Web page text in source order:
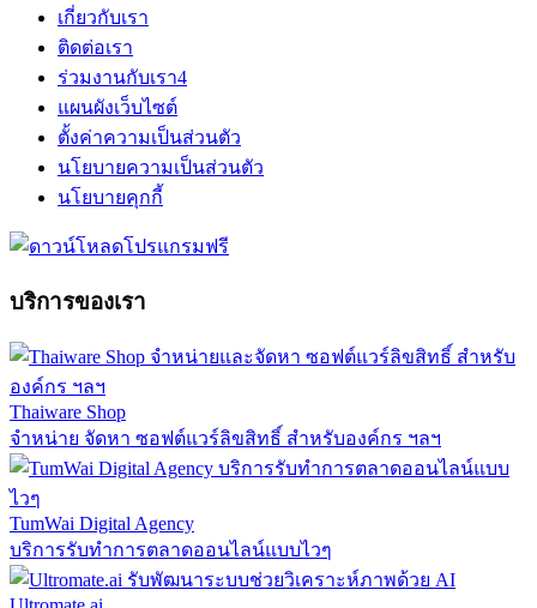
เกี่ยวกับเรา
ติดต่อเรา
ร่วมงานกับเรา4
แผนผังเว็บไซต์
ตั้งค่าความเป็นส่วนตัว
นโยบายความเป็นส่วนตัว
นโยบายคุกกี้
บริการของเรา
Thaiware Shop
จำหน่าย จัดหา ซอฟต์แวร์ลิขสิทธิ์ สำหรับองค์กร ฯลฯ
TumWai Digital Agency
บริการรับทำการตลาดออนไลน์แบบไวๆ